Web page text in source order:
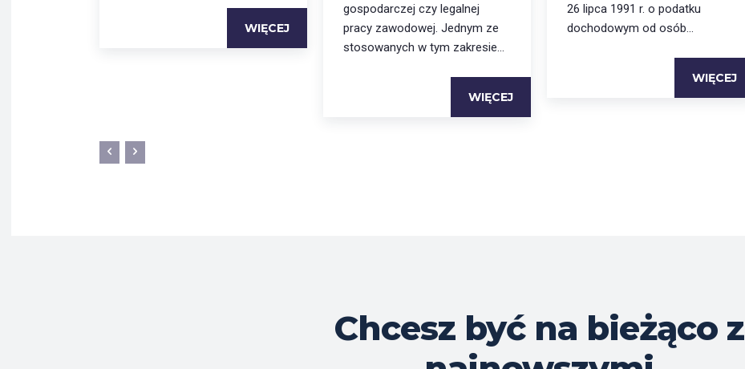
WIĘCEJ
gospodarczej czy legalnej
pracy zawodowej. Jednym ze
stosowanych w tym zakresie...
WIĘCEJ
26 lipca 1991 r. o podatku
dochodowym od osób...
WIĘCEJ
Chcesz być na bieżąco z